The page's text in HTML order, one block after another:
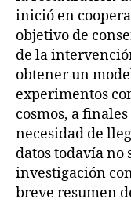
inició en
objetivo de
de la
obtener un
experimentos
cosmos, a
necesidad de
datos todavía no
investigación
breve resumen